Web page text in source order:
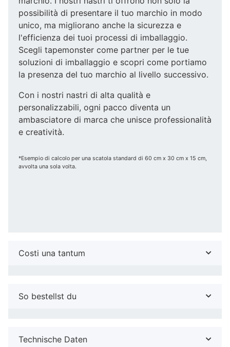
possibilità di presentare il tuo marchio in modo
unico, ma migliorano anche la sicurezza e
l'efficienza dei tuoi processi di imballaggio.
Scegli tapemonster come partner per le tue
soluzioni di imballaggio e scopri come portiamo
la presenza del tuo marchio al livello successivo.
Con i nostri nastri di alta qualità e
personalizzabili, ogni pacco diventa un
ambasciatore di marca che unisce professionalità
e creatività.
*Esempio di calcolo per una scatola standard di 60 cm x 30 cm x 15 cm,
avvolta una sola volta.
Costi una tantum
So bestellst du
Technische Daten